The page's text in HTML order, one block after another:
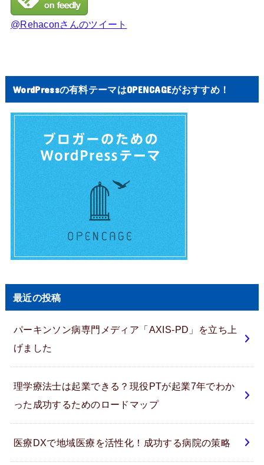
@Rehaconさんのツイート
WordPressの有料テーマはOPENCAGEがおすすめ！
最近の投稿
パーキンソン病専門メディア「AXIS-PD」を立ち上
げました
理学療法士は起業できる？現役PTが起業7年でわか
った成功するためのロードマップ
医療DXで地域医療を活性化！成功する病院の策略